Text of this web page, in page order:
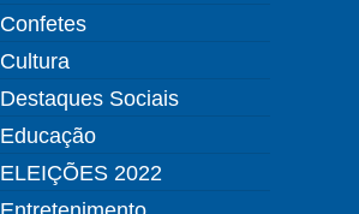
Confetes
Cultura
Destaques Sociais
Educação
ELEIÇÕES 2022